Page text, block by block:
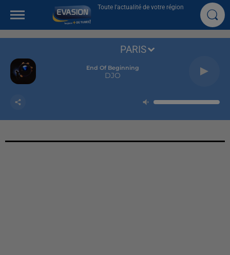
Toute l'actualité de votre région
End Of Beginning
DJO
PARIS